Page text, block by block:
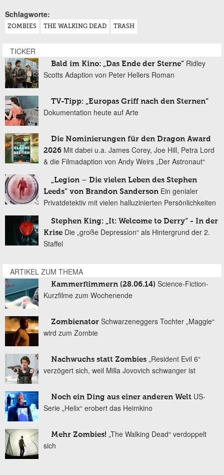
Schlagworte:
ZOMBIES THE WALKING DEAD TRASH
TICKER
Bald im Kino: „Das Ende der Sterne“ Ridley
Scotts Adaption von Peter Hellers Roman
TV-Tipp: „Europas Griff nach den Sternen“
Dokumentation heute auf Arte
Die Nominierungen für den Dragon Award
2026 Mit dabei u.a. James Corey, Joe Hill, Petra Lord
& die Filmadaption von Andy Weirs „Der Astronaut“
„Legion – Die vielen Leben des Stephen
Leeds“ von Brandon Sanderson Ein genialer
Privatdetektiv mit vielen halluzinierten Persönlichkeiten
Stephen King: „It: Welcome to Derry“ - In der
Krise Die „große Depression“ als Hintergrund der 2.
Staffel
ARTIKEL ZUM THEMA
Kammerflimmern (28.06.14) Science-Fiction-
Kurzfilme zum Wochenende
Zombienator Schwarzeneggers Tochter „Maggie“
wird zum Zombie
Nachwuchs statt Zombies „Resident Evil 6“
verzögert sich, weil Milla Jovovich schwanger ist
Noch ein Ding aus einer anderen Welt US-
Serie „Helix“ erobert das Heimkino
Mehr Zombies! „The Walking Dead“ verdoppelt
sich